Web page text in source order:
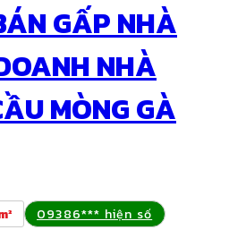
GẤP NHÀ
NHÀ
MÒNG GÀ
09386*** hiện số